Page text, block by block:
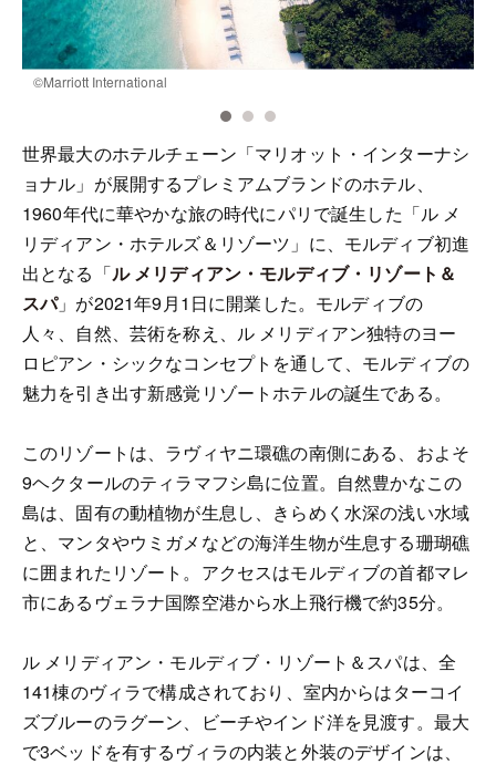
©️Marriott International
世界最大のホテルチェーン「マリオット・インターナシ
ョナル」が展開するプレミアムブランドのホテル、
1960年代に華やかな旅の時代にパリで誕生した「ル メ
リディアン・ホテルズ＆リゾーツ」に、モルディブ初進
出となる「ル メリディアン・モルディブ・リゾート＆
スパ」が2021年9月1日に開業した。モルディブの
人々、自然、芸術を称え、ル メリディアン独特のヨー
ロピアン・シックなコンセプトを通して、モルディブの
魅力を引き出す新感覚リゾートホテルの誕生である。
このリゾートは、ラヴィヤニ環礁の南側にある、およそ
9ヘクタールのティラマフシ島に位置。自然豊かなこの
島は、固有の動植物が生息し、きらめく水深の浅い水域
と、マンタやウミガメなどの海洋生物が生息する珊瑚礁
に囲まれたリゾート。アクセスはモルディブの首都マレ
市にあるヴェラナ国際空港から水上飛行機で約35分。
ル メリディアン・モルディブ・リゾート＆スパは、全
141棟のヴィラで構成されており、室内からはターコイ
ズブルーのラグーン、ビーチやインド洋を見渡す。最大
で3ベッドを有するヴィラの内装と外装のデザインは、